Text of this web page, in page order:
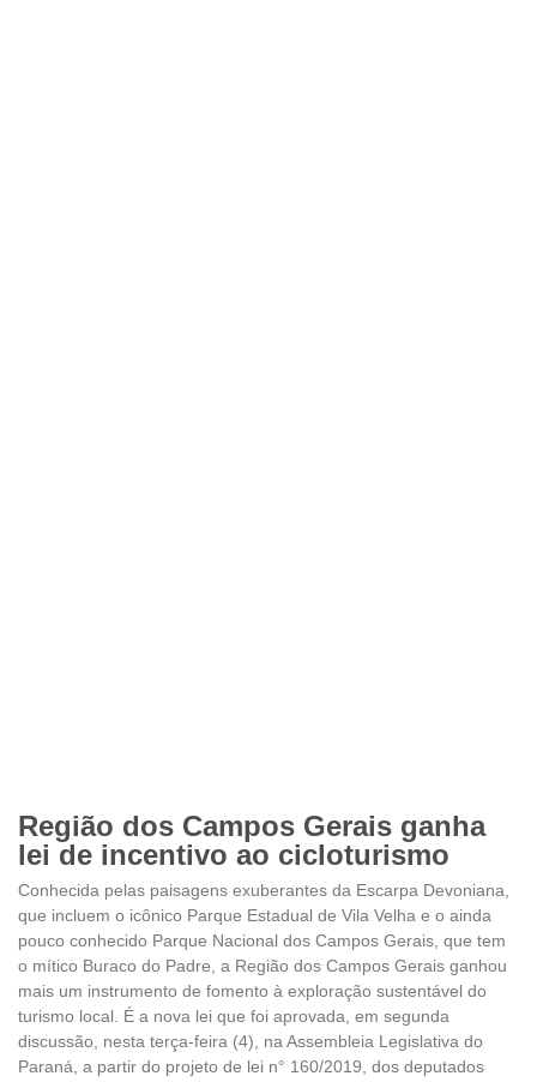
Região dos Campos Gerais ganha
lei de incentivo ao cicloturismo
Conhecida pelas paisagens exuberantes da Escarpa Devoniana,
que incluem o icônico Parque Estadual de Vila Velha e o ainda
pouco conhecido Parque Nacional dos Campos Gerais, que tem
o mítico Buraco do Padre, a Região dos Campos Gerais ganhou
mais um instrumento de fomento à exploração sustentável do
turismo local. É a nova lei que foi aprovada, em segunda
discussão, nesta terça-feira (4), na Assembleia Legislativa do
Paraná, a partir do projeto de lei n° 160/2019, dos deputados